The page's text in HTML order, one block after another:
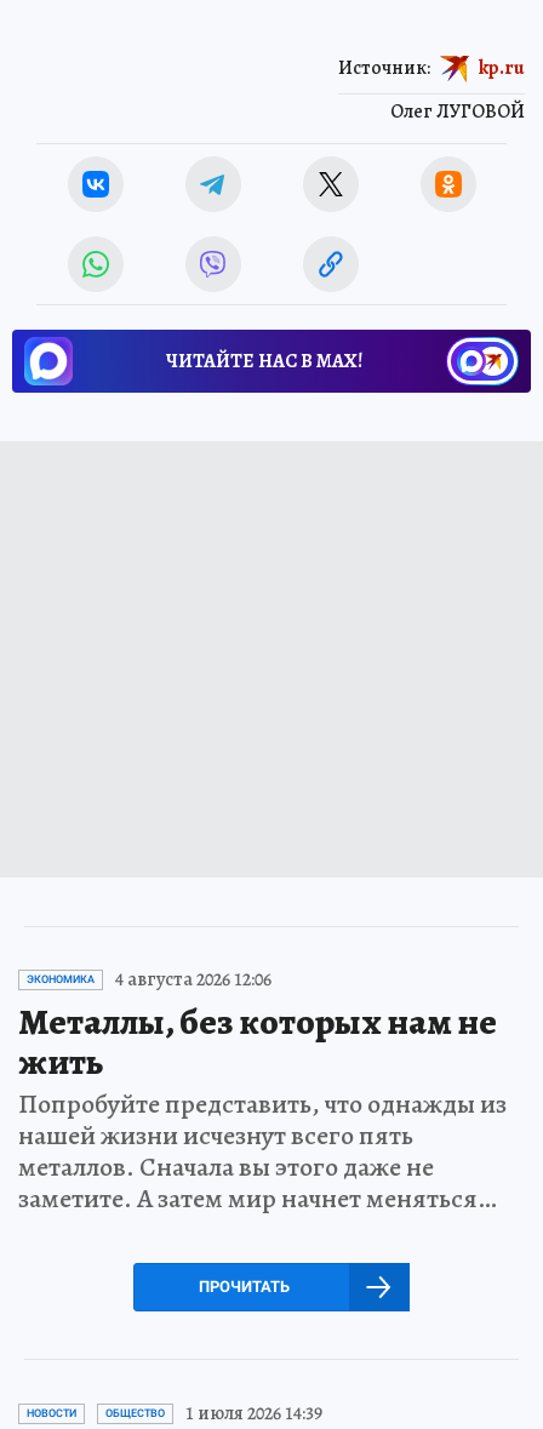
Олег ЛУГОВОЙ
Источник: kp.ru
ЧИТАЙТЕ НАС В МАХ!
ЭКОНОМИКА 4 августа 2026 12:06
Металлы, без которых нам не
жить
Попробуйте представить, что однажды из
нашей жизни исчезнут всего пять
металлов. Сначала вы этого даже не
заметите. А затем мир начнет меняться…
ПРОЧИТАТЬ
НОВОСТИ ОБЩЕСТВО 1 июля 2026 14:39